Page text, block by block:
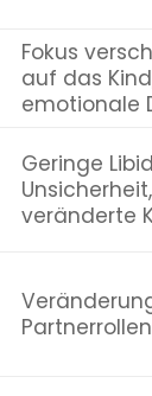
Fokus
auf das
emotionale
Geringe
Unsicherheit,
veränderte
Partnerrollen